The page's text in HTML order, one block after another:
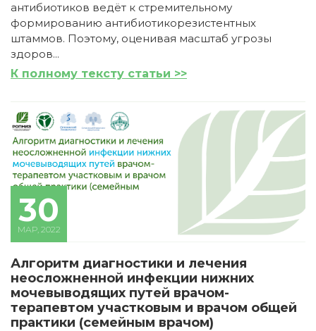
антибиотиков ведёт к стремительному
формированию антибиотикорезистентных
штаммов. Поэтому, оценивая масштаб угрозы
здоров...
К полному тексту статьи >>
30
МАР, 2022
Алгоритм диагностики и лечения
неосложненной инфекции нижних
мочевыводящих путей врачом-
терапевтом участковым и врачом общей
практики (семейным врачом)